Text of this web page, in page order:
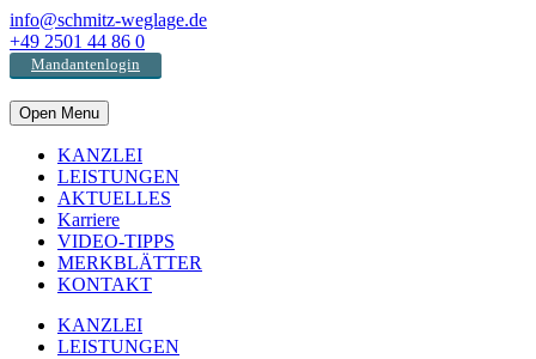
info@schmitz-weglage.de
+49 2501 44 86 0
Mandantenlogin
Open Menu
KANZLEI
LEISTUNGEN
AKTUELLES
Karriere
VIDEO-TIPPS
MERKBLÄTTER
KONTAKT
KANZLEI
LEISTUNGEN